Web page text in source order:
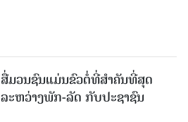
ສື່ມວນຊົນແມ່ນຂົວຕໍ່ທີ່ສໍາຄັນທີ່ສຸດ
ລະຫວ່າງພັກ-ລັດ ກັບປະຊາຊົນ